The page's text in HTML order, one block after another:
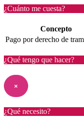
¿Cuánto me cuesta?
Concepto
Pago por derecho de
¿Qué tengo que hacer?
×
¿Qué necesito?